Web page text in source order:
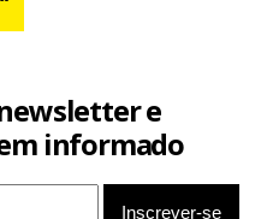
por metade do
e saúde e cuidados
e
informado